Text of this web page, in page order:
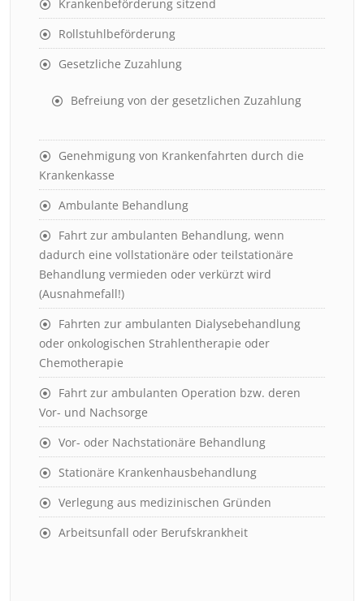
Krankenbeförderung sitzend
Rollstuhlbeförderung
Gesetzliche Zuzahlung
Befreiung von der gesetzlichen Zuzahlung
Genehmigung von Krankenfahrten durch die
Krankenkasse
Ambulante Behandlung
Fahrt zur ambulanten Behandlung, wenn
dadurch eine vollstationäre oder teilstationäre
Behandlung vermieden oder verkürzt wird
(Ausnahmefall!)
Fahrten zur ambulanten Dialysebehandlung
oder onkologischen Strahlentherapie oder
Chemotherapie
Fahrt zur ambulanten Operation bzw. deren
Vor- und Nachsorge
Vor- oder Nachstationäre Behandlung
Stationäre Krankenhausbehandlung
Verlegung aus medizinischen Gründen
Arbeitsunfall oder Berufskrankheit